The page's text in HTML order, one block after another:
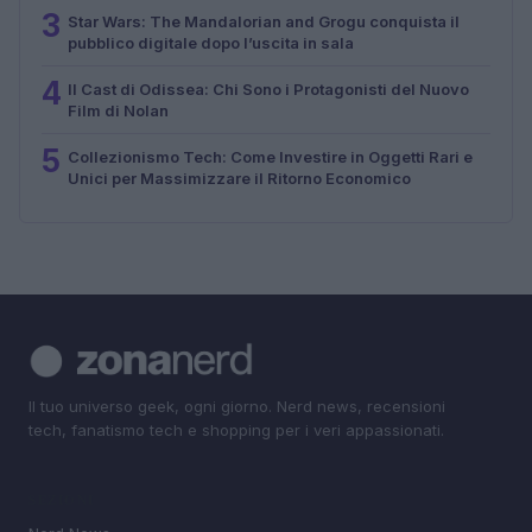
3 Star Wars: The Mandalorian and Grogu conquista il
pubblico digitale dopo l’uscita in sala
4 Il Cast di Odissea: Chi Sono i Protagonisti del Nuovo
Film di Nolan
5 Collezionismo Tech: Come Investire in Oggetti Rari e
Unici per Massimizzare il Ritorno Economico
Il tuo universo geek, ogni giorno. Nerd news, recensioni
tech, fanatismo tech e shopping per i veri appassionati.